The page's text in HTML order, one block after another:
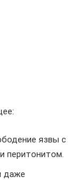
язвы с
перитонитом.
даже